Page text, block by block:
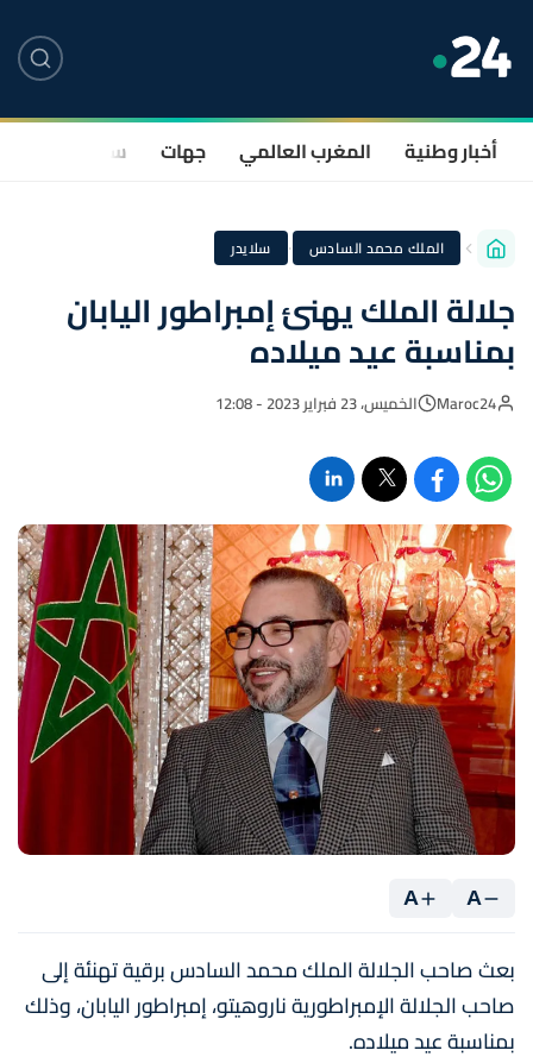
أخبار وطنية المغرب العالمي جهات سياسة
الملك محمد السادس · سلايدر
جلالة الملك يهنئ إمبراطور اليابان
بمناسبة عيد ميلاده
Maroc24 الخميس، 23 فبراير 2023 - 12:08
A
A
بعث صاحب الجلالة الملك محمد السادس برقية تهنئة إلى
صاحب الجلالة الإمبراطورية ناروهيتو، إمبراطور اليابان، وذلك
بمناسبة عيد ميلاده.